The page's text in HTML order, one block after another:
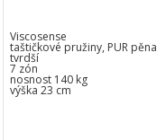
Viscosense
taštičkové pružiny, PUR pěna
tvrdší
7 zón
nosnost 140 kg
výška 23 cm